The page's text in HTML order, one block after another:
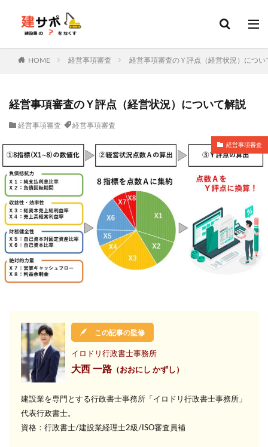
HOME 経営事項審査 経営事項審査のＹ評点（経営状況）につい
経営事項審査のＹ評点（経営状況）について解説
経営事項審査 経営事項審査
経営事項審査
この記事の監修
イロドリ行政書士事務所
大西 一路 （おおにし かずし）
建設業を専門とする行政書士事務所 「イロドリ行政書士事務所」
代表行政書士。
資格：行政書士/建設業経理士2級/ISO審査員補
建設業許可 建設キャリアアップシステム
タグ
建設業 行政書士 更新 ファクタリング
ホームページ 資金調達 外国人 技能実習
特定技能 技能実習計画 土木施工管理技士
建築施工管理技士 造園施工管理技士
管工事施工管理技士 電気工事施工管理技士 補助金
ものづくり補助金 持続化補助金 IT導入補助金
転職 大阪